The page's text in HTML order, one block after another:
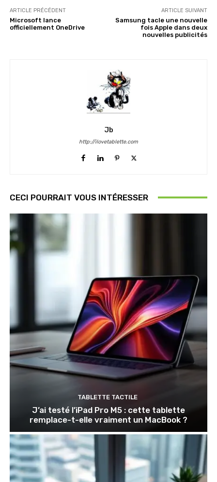
ARTICLE PRÉCÉDENT
Microsoft lance
officiellement OneDrive
ARTICLE SUIVANT
Samsung tacle une nouvelle
fois Apple dans deux
nouvelles publicités
Jb
http://ilovetablette.com
CECI POURRAIT VOUS INTÉRESSER
TABLETTE TACTILE
J’ai testé l’iPad Pro M5 : cette tablette
remplace-t-elle vraiment un MacBook ?